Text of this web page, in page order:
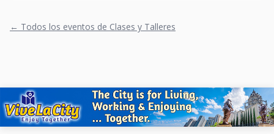
← Todos los eventos de Clases y Talleres